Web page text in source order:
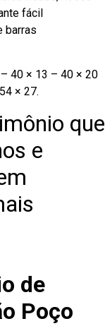
fácil
barras
40 × 13 – 40 × 20
× 27.
que
e
de
Poço